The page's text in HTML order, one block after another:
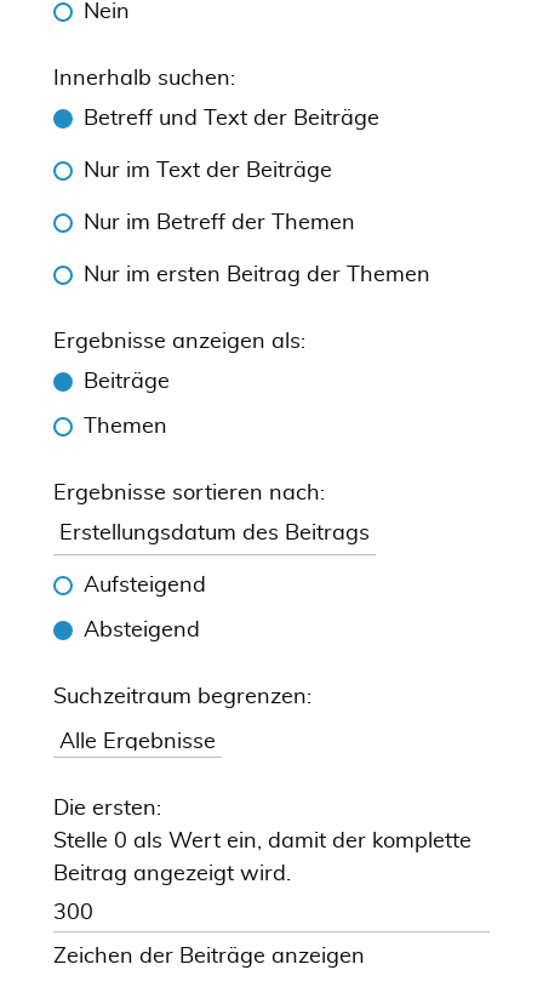
Nein
Innerhalb suchen:
Betreff und Text der Beiträge
Nur im Text der Beiträge
Nur im Betreff der Themen
Nur im ersten Beitrag der Themen
Ergebnisse anzeigen als:
Beiträge
Themen
Ergebnisse sortieren nach:
Aufsteigend
Absteigend
Suchzeitraum begrenzen:
Die ersten:
Stelle 0 als Wert ein, damit der komplette
Beitrag angezeigt wird.
Zeichen der Beiträge anzeigen